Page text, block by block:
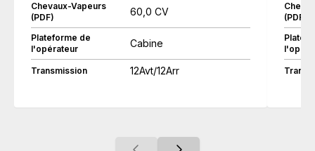
Chevaux-Vapeurs
(PDF)
60,0 CV
Plateforme de
l'opérateur
Cabine
Transmission 12Avt/12Arr
(PDF)